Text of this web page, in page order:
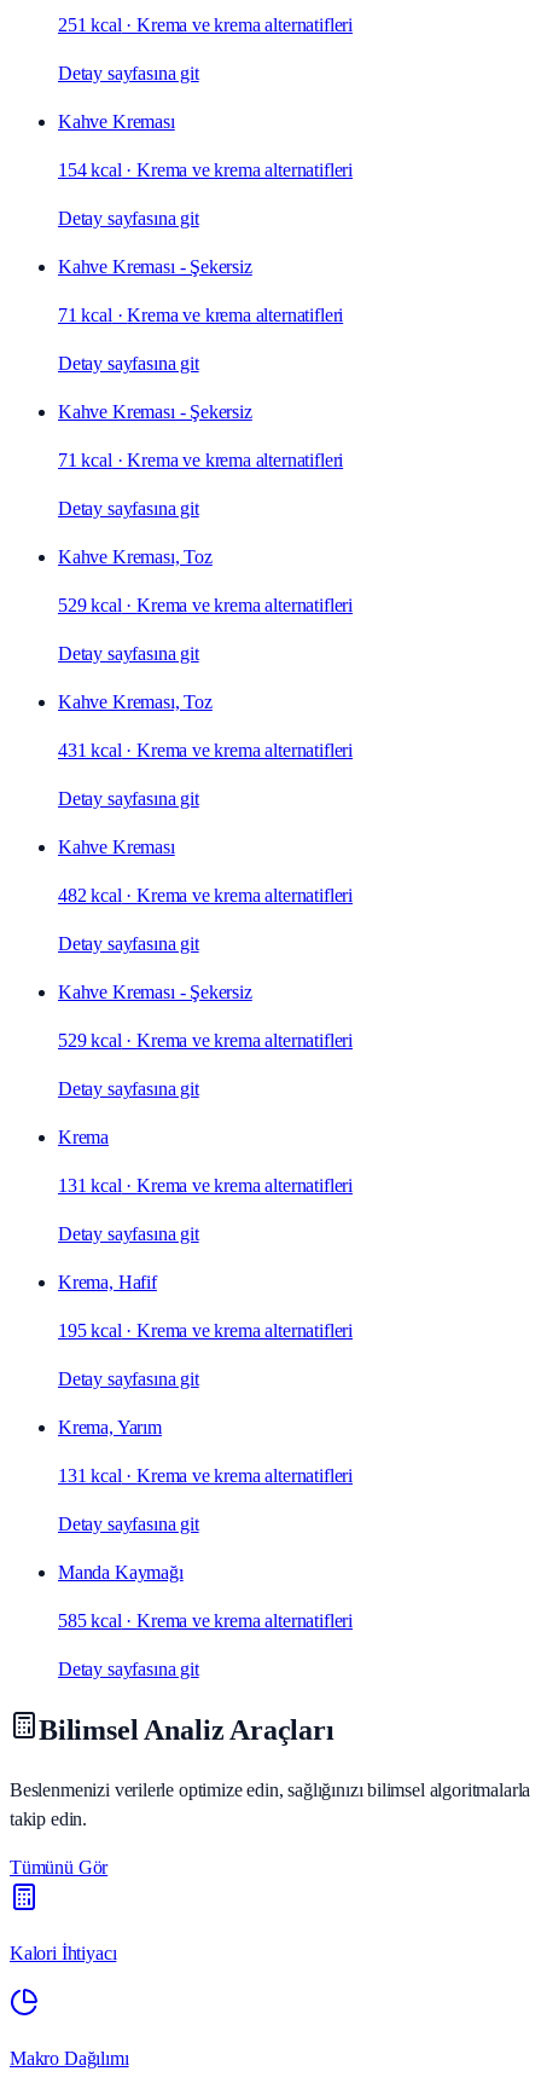
251 kcal ·Krema ve krema alternatifleri
Detay sayfasına git
Kahve Kreması
154 kcal ·Krema ve krema alternatifleri
Detay sayfasına git
Kahve Kreması - Şekersiz
71 kcal ·Krema ve krema alternatifleri
Detay sayfasına git
Kahve Kreması - Şekersiz
71 kcal ·Krema ve krema alternatifleri
Detay sayfasına git
Kahve Kreması, Toz
529 kcal ·Krema ve krema alternatifleri
Detay sayfasına git
Kahve Kreması, Toz
431 kcal ·Krema ve krema alternatifleri
Detay sayfasına git
Kahve Kreması
482 kcal ·Krema ve krema alternatifleri
Detay sayfasına git
Kahve Kreması - Şekersiz
529 kcal ·Krema ve krema alternatifleri
Detay sayfasına git
Krema
131 kcal ·Krema ve krema alternatifleri
Detay sayfasına git
Krema, Hafif
195 kcal ·Krema ve krema alternatifleri
Detay sayfasına git
Krema, Yarım
131 kcal ·Krema ve krema alternatifleri
Detay sayfasına git
Manda Kaymağı
585 kcal ·Krema ve krema alternatifleri
Detay sayfasına git
Bilimsel Analiz Araçları
Beslenmenizi verilerle optimize edin, sağlığınızı bilimsel algoritmalarla
takip edin.
Tümünü Gör
Kalori İhtiyacı
Makro Dağılımı